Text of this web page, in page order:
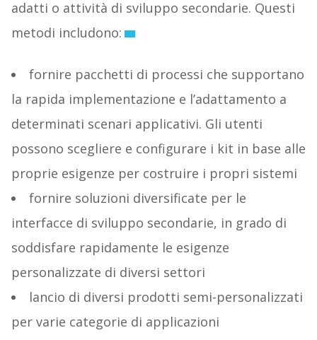
adatti o attività di sviluppo secondarie. Questi
metodi includono:
fornire pacchetti di processi che supportano
la rapida implementazione e l’adattamento a
determinati scenari applicativi. Gli utenti
possono scegliere e configurare i kit in base alle
proprie esigenze per costruire i propri sistemi
fornire soluzioni diversificate per le
interfacce di sviluppo secondarie, in grado di
soddisfare rapidamente le esigenze
personalizzate di diversi settori
lancio di diversi prodotti semi-personalizzati
per varie categorie di applicazioni